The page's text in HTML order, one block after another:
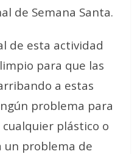
de Semana Santa.
de esta actividad
para que las
a estas
problema para
plástico o
problema de